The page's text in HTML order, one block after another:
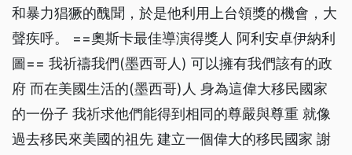
和暴力猖獗的醜聞，於是他利用上台領獎的機會，大
聲疾呼。 ==奧斯卡最佳導演得獎人 阿利安卓伊納利
圖== 我祈禱我們(墨西哥人) 可以擁有我們該有的政
府 而在美國生活的(墨西哥)人 身為這偉大移民國家
的一份子 我祈求他們能得到相同的尊嚴與尊重 就像
過去移民來美國的祖先 建立一個偉大的移民國家 謝